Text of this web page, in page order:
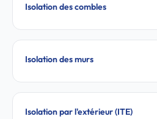
Isolation des combles
Isolation des murs
Isolation par l'extérieur (ITE)